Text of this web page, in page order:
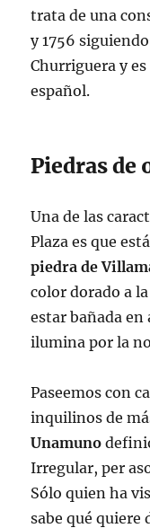
trata de una
y 1756
Churriguera y
español.
Piedras de
Una de las
Plaza es que
piedra de
color dorado a
estar bañada
ilumina por la
Paseemos con
inquilinos de
Unamuno
Irregular, per
Sólo quien ha
sabe qué quiere